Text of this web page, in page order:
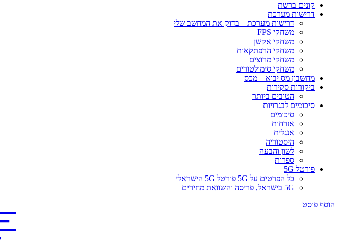
קונים ברשת
דרישות מערכת
דרישות מערכת – בדוק את המחשב שלי
משחקי FPS
משחקי אקשן
משחקי הרפתקאות
משחקי מרוצים
משחקי סימולטורים
מחשבון מס יבוא – מכס
ביקורות סקירות
הטובים ביותר
סיכומים לבגרויות
סיכומים
אזרחות
אנגלית
היסטוריה
לשון והבעה
ספרות
פורטל 5G
כל הפרטים על 5G פורטל 5G הישראלי
5G בישראל, פריסה והשוואת מחירים
הוסף פוסט